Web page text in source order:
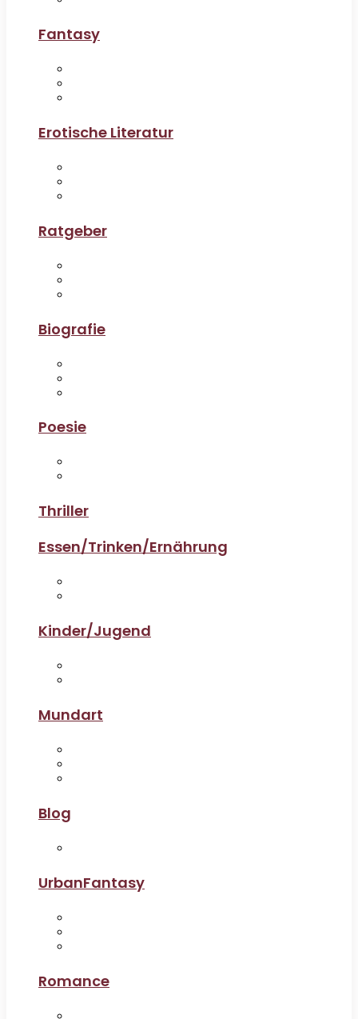
Fantasy
Erotische Literatur
Ratgeber
Biografie
Poesie
Thriller
Essen/Trinken/Ernährung
Kinder/Jugend
Mundart
Blog
UrbanFantasy
Romance